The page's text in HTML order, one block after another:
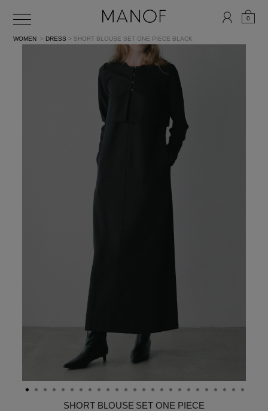
0
WOMEN > DRESS > SHORT BLOUSE SET ONE PIECE BLACK
SHORT BLOUSE SET ONE PIECE